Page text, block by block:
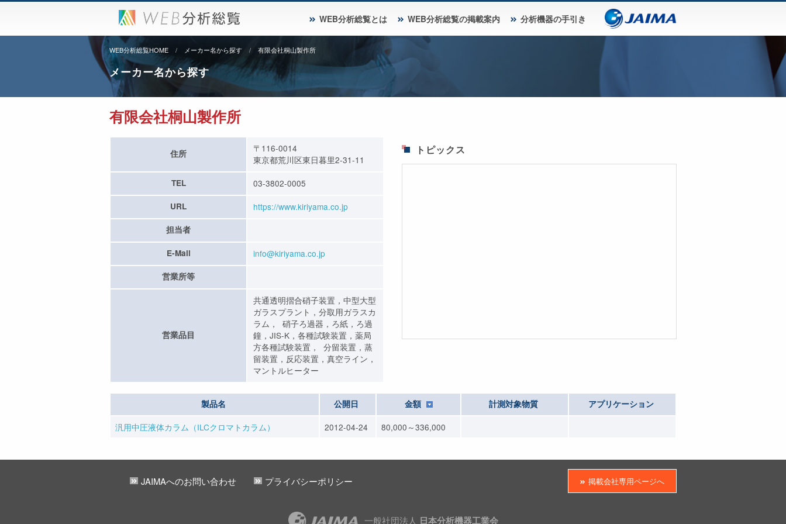
WEB分析総覧とは WEB分析総覧の掲載案内 分析機器の手引き
WEB分析総覧HOME メーカー名から探す 有限会社桐山製作所
メーカー名から探す
有限会社桐山製作所
住所
〒116-0014
東京都荒川区東日暮里2-31-11
TEL 03-3802-0005
URL https://www.kiriyama.co.jp
担当者
E-Mail info@kiriyama.co.jp
営業所等
営業品目
共通透明摺合硝子装置，中型大型
ガラスプラント，分取用ガラスカ
ラム， 硝子ろ過器，ろ紙，ろ過
鐘，JIS-K，各種試験装置，薬局
方各種試験装置， 分留装置，蒸
留装置，反応装置，真空ライン，
マントルヒーター
トピックス
製品名 公開日 金額 計測対象物質 アプリケーション
汎用中圧液体カラム（ILCクロマトカラム） 2012-04-24 80,000～336,000
JAIMAへのお問い合わせ プライバシーポリシー 掲載会社専用ページへ
一般社団法人 日本分析機器工業会